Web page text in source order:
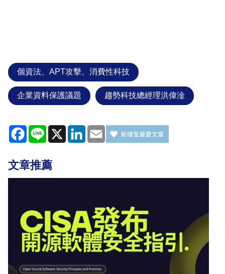
個資法、APT攻擊、消費性科技
企業資料保護議題 趨勢科技總經理洪偉淦
Facebook
Line X LinkedIn
Email
文章推薦